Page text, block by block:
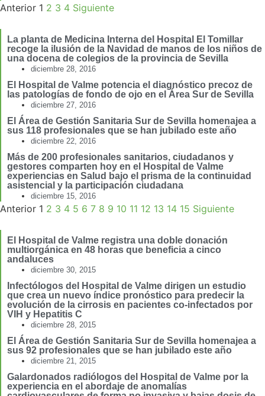
Anterior 1 2 3 4 Siguiente
La planta de Medicina Interna del Hospital El Tomillar
recoge la ilusión de la Navidad de manos de los niños de
una docena de colegios de la provincia de Sevilla
diciembre 28, 2016
El Hospital de Valme potencia el diagnóstico precoz de
las patologías de fondo de ojo en el Área Sur de Sevilla
diciembre 27, 2016
El Área de Gestión Sanitaria Sur de Sevilla homenajea a
sus 118 profesionales que se han jubilado este año
diciembre 22, 2016
Más de 200 profesionales sanitarios, ciudadanos y
gestores comparten hoy en el Hospital de Valme
experiencias en Salud bajo el prisma de la continuidad
asistencial y la participación ciudadana
diciembre 15, 2016
Anterior 1 2 3 4 5 6 7 8 9 10 11 12 13 14 15 Siguiente
El Hospital de Valme registra una doble donación
multiorgánica en 48 horas que beneficia a cinco
andaluces
diciembre 30, 2015
Infectólogos del Hospital de Valme dirigen un estudio
que crea un nuevo índice pronóstico para predecir la
evolución de la cirrosis en pacientes co-infectados por
VIH y Hepatitis C
diciembre 28, 2015
El Área de Gestión Sanitaria Sur de Sevilla homenajea a
sus 92 profesionales que se han jubilado este año
diciembre 21, 2015
Galardonados radiólogos del Hospital de Valme por la
experiencia en el abordaje de anomalías